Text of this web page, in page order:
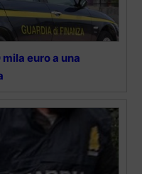
euro a una